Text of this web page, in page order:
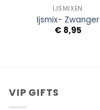
IJSMIXEN
Ijsmix- Zwanger
€8,95
VIP GIFTS